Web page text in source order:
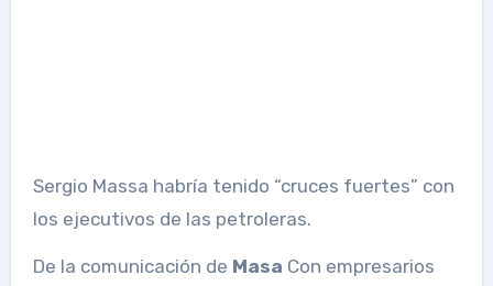
Sergio Massa habría tenido “cruces fuertes” con
los ejecutivos de las petroleras.
De la comunicación de Masa Con empresarios